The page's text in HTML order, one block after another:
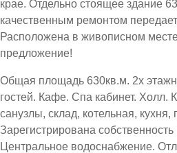
крае. Отдельно стоящее здание
качественным ремонтом
Расположена в живописном
предложение!
Общая площадь 630кв.м. 2х
гостей. Кафе. Спа кабинет. Холл.
санузлы, склад, котельная, кухня,
Зарегистрирована
Центральное водоснабжение.